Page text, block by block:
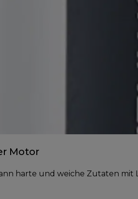
Motor
harte und weiche Zutaten mit